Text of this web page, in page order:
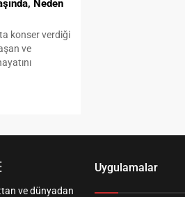
Neden
konser verdiği
ve
ve dünyadan
Uygulamalar